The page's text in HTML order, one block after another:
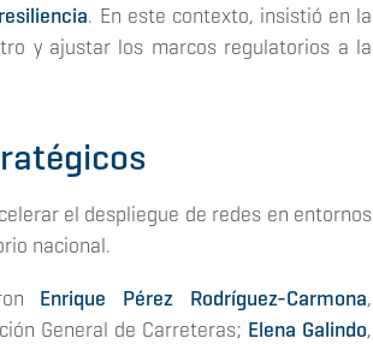
. En este contexto, insistió en la
y ajustar los marcos regulatorios a la
el despliegue de redes en entornos
nacional.
Enrique Pérez Rodríguez-Carmona,
General de Carreteras; Elena Galindo,